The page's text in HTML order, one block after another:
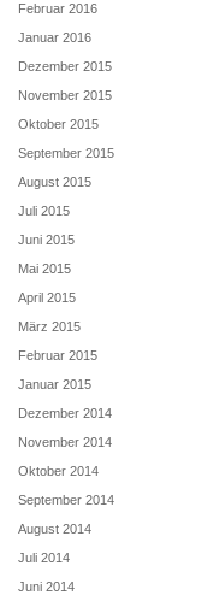
Februar 2016
Januar 2016
Dezember 2015
November 2015
Oktober 2015
September 2015
August 2015
Juli 2015
Juni 2015
Mai 2015
April 2015
März 2015
Februar 2015
Januar 2015
Dezember 2014
November 2014
Oktober 2014
September 2014
August 2014
Juli 2014
Juni 2014